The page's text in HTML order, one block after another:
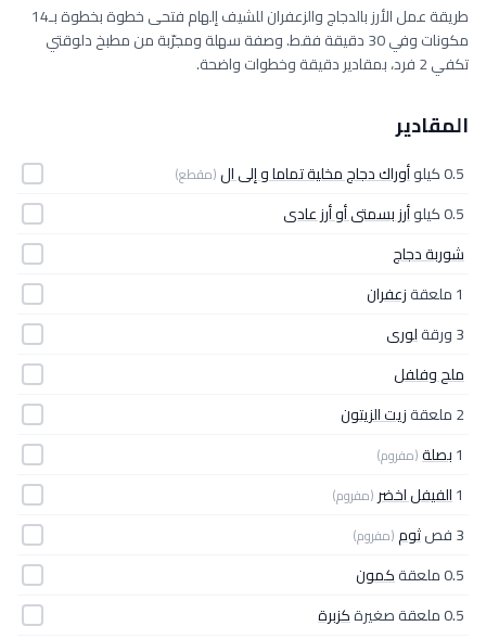
طريقة عمل الأرز بالدجاج والزعفران للشيف إلهام فتحى خطوة بخطوة بـ14
مكونات وفي 30 دقيقة فقط. وصفة سهلة ومجرّبة من مطبخ دلوقتي
تكفي 2 فرد، بمقادير دقيقة وخطوات واضحة.
المقادير
0.5 كيلو أوراك دجاج مخلية تماما و إلى ال(مقطع)
0.5 كيلو
أرز بسمتى أو أرز عادى
شوربة دجاج
1 ملعقة
زعفران
3 ورقة
لورى
ملح وفلفل
2 ملعقة
زيت الزيتون
1بصلة(مفروم)
1الفيفل اخضر (مفروم)
3 فص ثوم(مفروم)
0.5 ملعقة
كمون
0.5 ملعقة صغيرة
كزبرة